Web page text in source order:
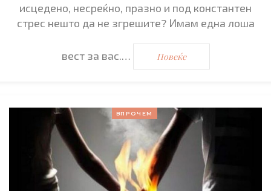
исцедено, несреќно, празно и под константен
стрес нешто да не згрешите? Имам една лоша
вест за вас.… Повеќе
ВПРОЧЕМ